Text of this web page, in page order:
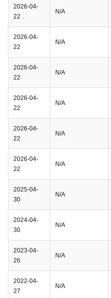
2026-04-
22
N/A
2026-04-
22
N/A
2026-04-
22
N/A
2026-04-
22
N/A
2026-04-
22
N/A
2026-04-
22
N/A
2025-04-
30
N/A
2024-04-
30
N/A
2023-04-
26
N/A
2022-04-
27
N/A